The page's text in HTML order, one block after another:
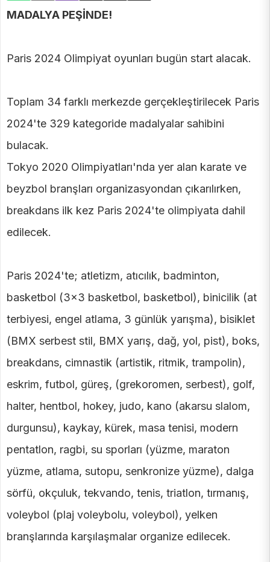
MADALYA PEŞİNDE!
Paris 2024 Olimpiyat oyunları bugün start alacak.
Toplam 34 farklı merkezde gerçekleştirilecek Paris
2024'te 329 kategoride madalyalar sahibini
bulacak.
Tokyo 2020 Olimpiyatları'nda yer alan karate ve
beyzbol branşları organizasyondan çıkarılırken,
breakdans ilk kez Paris 2024'te olimpiyata dahil
edilecek.
Paris 2024'te; atletizm, atıcılık, badminton,
basketbol (3x3 basketbol, basketbol), binicilik (at
terbiyesi, engel atlama, 3 günlük yarışma), bisiklet
(BMX serbest stil, BMX yarış, dağ, yol, pist), boks,
breakdans, cimnastik (artistik, ritmik, trampolin),
eskrim, futbol, güreş, (grekoromen, serbest), golf,
halter, hentbol, hokey, judo, kano (akarsu slalom,
durgunsu), kaykay, kürek, masa tenisi, modern
pentatlon, ragbi, su sporları (yüzme, maraton
yüzme, atlama, sutopu, senkronize yüzme), dalga
sörfü, okçuluk, tekvando, tenis, triatlon, tırmanış,
voleybol (plaj voleybolu, voleybol), yelken
branşlarında karşılaşmalar organize edilecek.